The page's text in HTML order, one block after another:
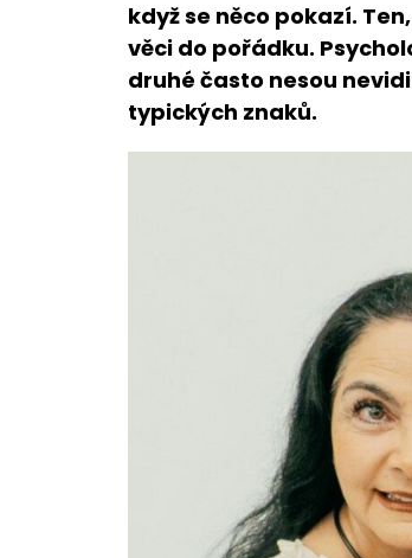
když se něco pokazí.
věci do pořádku.
druhé často nesou
typických znaků.